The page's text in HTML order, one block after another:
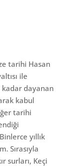
tarihi Hasan
ile
kadar dayanan
kabul
tarihi
yıllık
Sırasıyla
surları, Keçi